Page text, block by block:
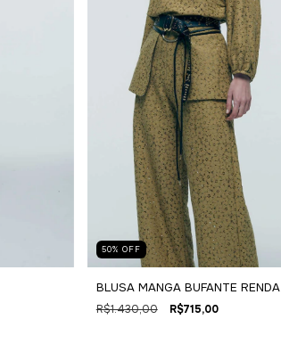
50% OFF
BLUSA MANGA BUFANTE RENDA
R$1.430,00 R$715,00